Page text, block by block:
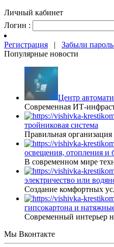
Личный кабинет
Логин :
Регистрация | Забыли
Популярные новости
Центр
Современная ИТ-
тройниковая система
Правильная
освещения, отопления и
В современном мире
электричество или
Создание комфортных
гипсокартона и
Современный интерьер
Мы Вконтакте